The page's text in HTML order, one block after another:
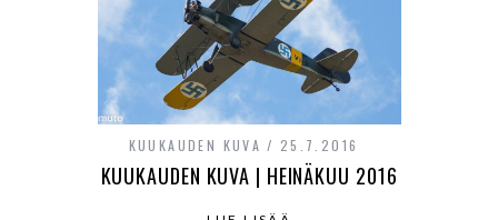
KUUKAUDEN KUVA 25.7.2016
KUUKAUDEN KUVA | HEINÄKUU 2016